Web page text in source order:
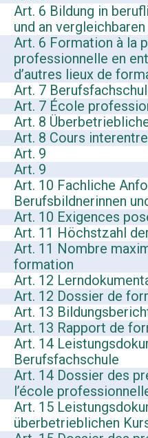
Art. 6 Bildung in
und an
Art. 6 Formation à la
professionnelle en
d’autres lieux de
Art. 7
Art. 7 École
Art. 8
Art. 8 Cours
Art. 9
Art. 9
Art. 10 Fachliche
Berufsbildnerinnen
Art. 10 Exigences
Art. 11 Höchstzahl
Art. 11 Nombre
formation
Art. 12
Art. 12 Dossier de
Art. 13
Art. 13 Rapport de
Art. 14
Berufsfachschule
Art. 14 Dossier des
l’école
Art. 15
überbetrieblichen